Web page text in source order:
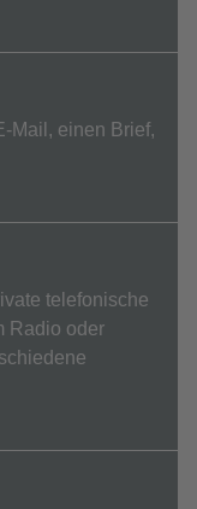
Mail, einen Brief,
telefonische
Radio oder